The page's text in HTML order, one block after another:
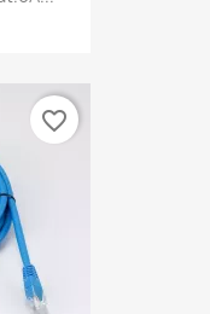
favorite_border